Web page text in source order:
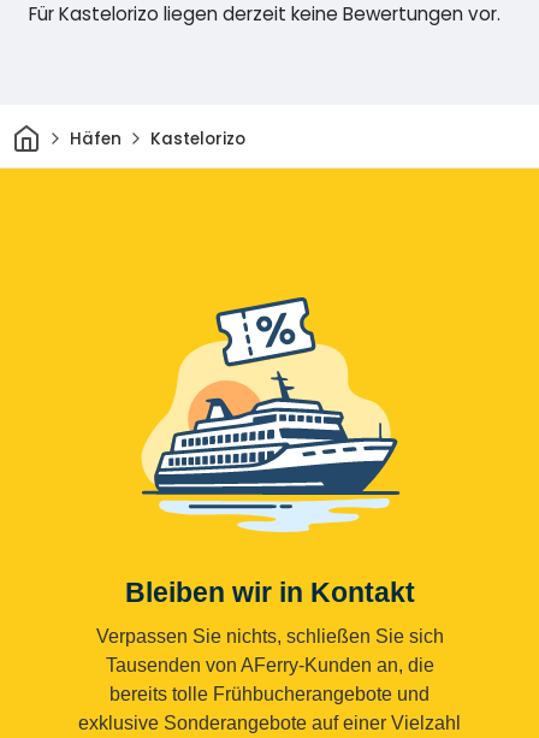
Für Kastelorizo liegen derzeit keine Bewertungen vor.
HeimHäfen Kastelorizo
Bleiben wir in Kontakt
Verpassen Sie nichts, schließen Sie sich
Tausenden von AFerry-Kunden an, die
bereits tolle Frühbucherangebote und
exklusive Sonderangebote auf einer Vielzahl